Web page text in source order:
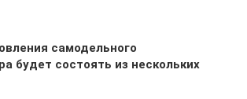
самодельного
будет состоять из нескольких